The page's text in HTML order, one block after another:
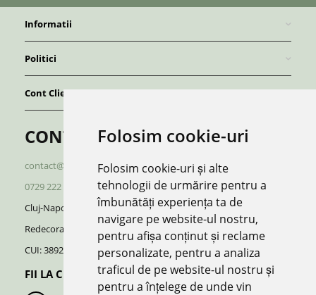
Folosim cookie-uri
Folosim cookie-uri și alte
tehnologii de urmărire pentru a
îmbunătăți experiența ta de
navigare pe website-ul nostru,
pentru afișa conținut și reclame
personalizate, pentru a analiza
traficul de pe website-ul nostru și
pentru a înțelege de unde vin
Informatii
Politici
Cont Client
CONTACT
contact@redboutique.ro
0729 222 920
0729 222 521
Cluj-Napoca | Romania
Redecorate S.R.L.
CUI: 38928370, J12/696/2018
FII LA CURENT CU NOUTATILE: